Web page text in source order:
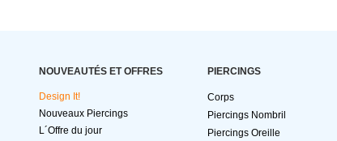
NOUVEAUTÉS ET OFFRES
Design It!
Nouveaux Piercings
L´Offre du jour
PIERCINGS
Corps
Piercings Nombril
Piercings Oreille